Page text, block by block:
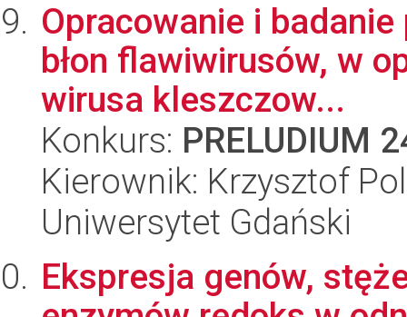
Opracowanie i
błon flawiwirusów, w
wirusa kleszczow...
Konkurs: PRELUDIUM
Kierownik: Krzysztof
Uniwersytet Gdański
Ekspresja genów,